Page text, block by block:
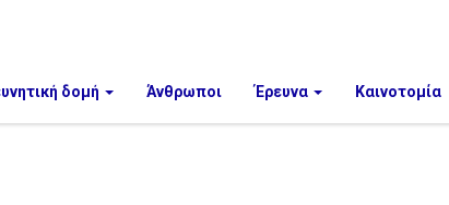
δομή Άνθρωποι Έρευνα Καινοτομία